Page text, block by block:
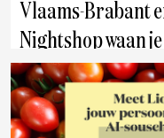
Vlaams-Brabant
Nightshop waan